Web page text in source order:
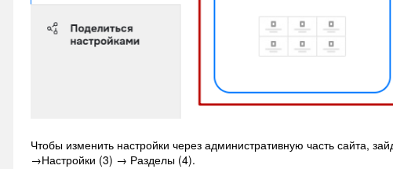
Чтобы изменить настройки через административную часть сайта,
→Настройки (3) → Разделы (4).